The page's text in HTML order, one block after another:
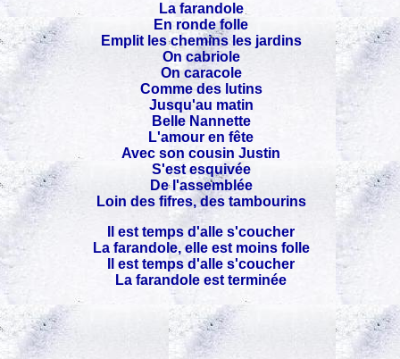
La farandole
En ronde folle
Emplit les chemins les jardins
On cabriole
On caracole
Comme des lutins
Jusqu'au matin
Belle Nannette
L'amour en fête
Avec son cousin Justin
S'est esquivée
De l'assemblée
Loin des fifres, des tambourins
Il est temps d'alle s'coucher
La farandole, elle est moins folle
Il est temps d'alle s'coucher
La farandole est terminée